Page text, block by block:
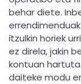
behar diete.
itzulkin horiek
ez direla, jakin
kontuan
daiteke modu